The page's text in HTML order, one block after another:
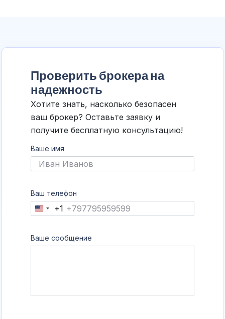
Проверить брокера на
надежность
Хотите знать, насколько безопасен
ваш брокер? Оставьте заявку и
получите бесплатную консультацию!
Ваше имя
Ваш телефон
United
+1
+1
Ваше сообщение